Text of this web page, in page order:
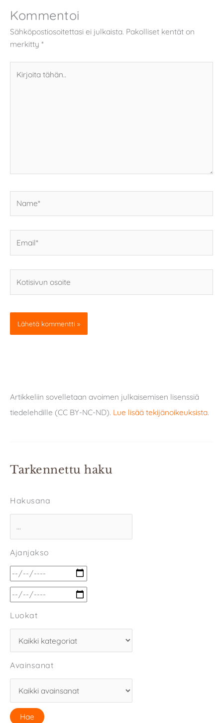
Kommentoi
Sähköpostiosoitettasi ei julkaista. Pakolliset kentät on
merkitty *
tähän..
osoite
Artikkeliin sovelletaan avoimen julkaisemisen lisenssiä
tiedelehdille (CC BY-NC-ND). Lue lisää tekijänoikeuksista.
Tarkennettu haku
Hakusana
Ajanjakso
Luokat
Avainsanat